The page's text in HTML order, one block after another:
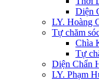
Diện
LY. Hoàng
Tự chăm
Chìa
Tự
Diện Chẩn
LY. Phạm